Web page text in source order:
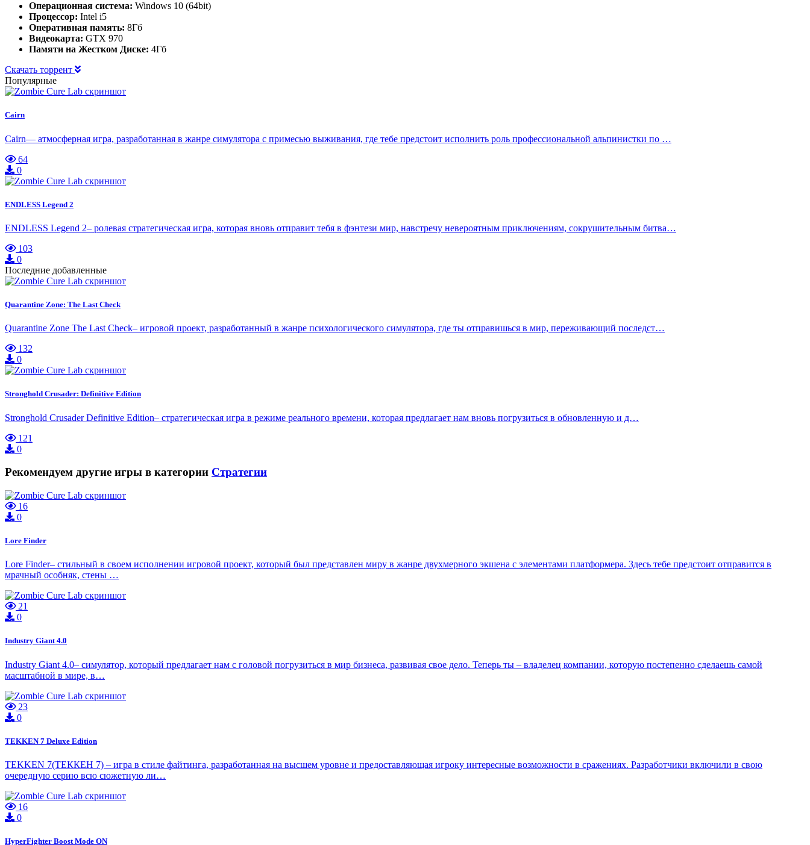
Операционная система: Windows 10 (64bit)
Процессор: Intel i5
Оперативная память: 8Гб
Видеокарта: GTX 970
Памяти на Жестком Диске: 4Гб
Скачать торрент
Популярные
Cairn
Cairn— атмосферная игра, разработанная в жанре симулятора с примесью выживания, где тебе предстоит исполнить роль профессиональной альпинистки по …
64
0
ENDLESS Legend 2
ENDLESS Legend 2– ролевая стратегическая игра, которая вновь отправит тебя в фэнтези мир, навстречу невероятным приключениям, сокрушительным битва…
103
0
Последние добавленные
Quarantine Zone: The Last Check
Quarantine Zone The Last Check– игровой проект, разработанный в жанре психологического симулятора, где ты отправишься в мир, переживающий последст…
132
0
Stronghold Crusader: Definitive Edition
Stronghold Crusader Definitive Edition– стратегическая игра в режиме реального времени, которая предлагает нам вновь погрузиться в обновленную и д…
121
0
Рекомендуем другие игры в категории Стратегии
16
0
Lore Finder
Lore Finder– стильный в своем исполнении игровой проект, который был представлен миру в жанре двухмерного экшена с элементами платформера. Здесь тебе предстоит отправится в
мрачный особняк, стены …
21
0
Industry Giant 4.0
Industry Giant 4.0– симулятор, который предлагает нам с головой погрузиться в мир бизнеса, развивая свое дело. Теперь ты – владелец компании, которую постепенно сделаешь самой
масштабной в мире, в…
23
0
TEKKEN 7 Deluxe Edition
TEKKEN 7(ТЕККЕН 7) – игра в стиле файтинга, разработанная на высшем уровне и предоставляющая игроку интересные возможности в сражениях. Разработчики включили в свою
очередную серию всю сюжетную ли…
16
0
HyperFighter Boost Mode ON